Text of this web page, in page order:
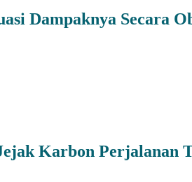
Dampaknya Secara
Karbon Perjalanan